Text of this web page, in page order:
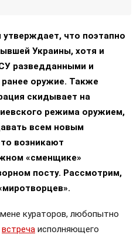
что поэтапно
Украины, хотя и
разведданными и
ранее оружие. Также
скидывает на
режима оружием,
всем новым
возникают
«сменщике»
посту. Рассмотрим,
кураторов, любопытно
встреча исполняющего